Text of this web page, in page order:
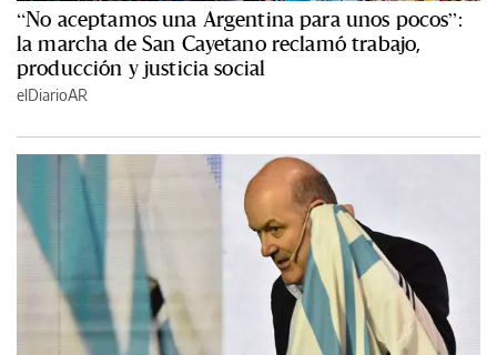
“No aceptamos una Argentina para unos pocos”:
la marcha de San Cayetano reclamó trabajo,
producción y justicia social
elDiarioAR